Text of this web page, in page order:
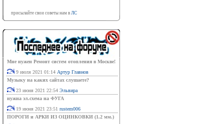
присылайте свои советы нам в ЛС
Мне нужен Ремонт систем отопления в Москве!
9 июля 2021 01:14 Артур Главнов
Музыку на каких сайтах слушаете?
23 июня 2021 22:54 Эльвира
нужна эл.схема на ФУГА
19 июня 2021 23:51 rustem006
ПОРОГИ и АРКИ ИЗ ОЦИНКОВКИ (1.2 мм.)